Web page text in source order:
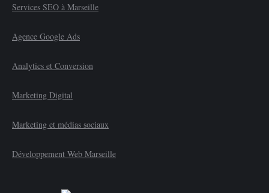
Services SEO à Marseille
Agence Google Ads
Analytics et Conversion
Marketing Digital
Marketing et médias sociaux
Développement Web Marseille